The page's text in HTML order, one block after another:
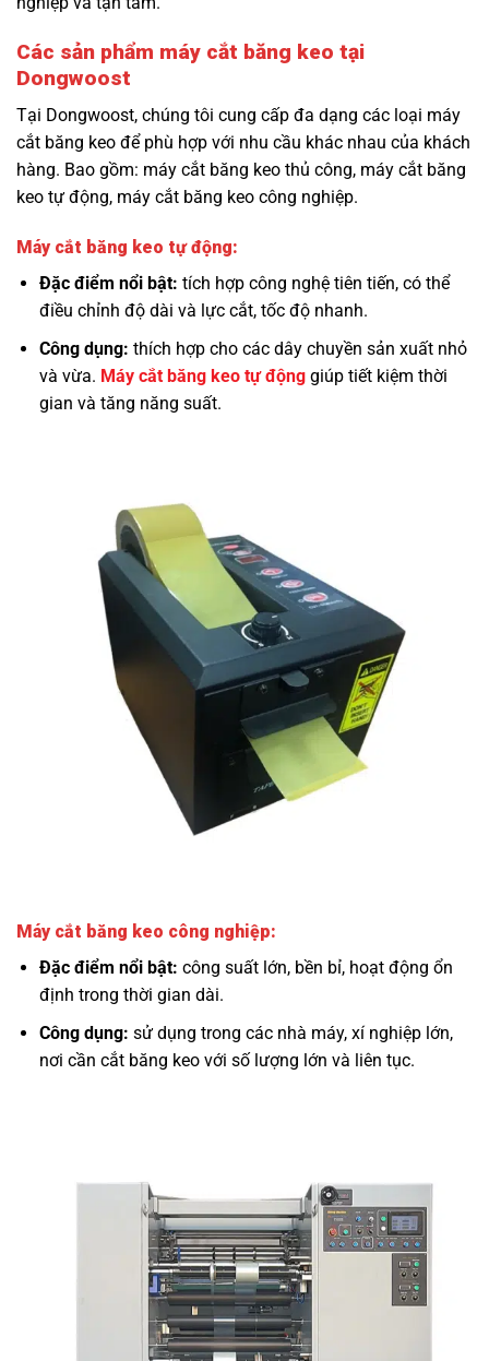
Các sản phẩm máy cắt băng keo tại
Dongwoost
Tại Dongwoost, chúng tôi cung cấp đa dạng các loại máy
cắt băng keo để phù hợp với nhu cầu khác nhau của khách
hàng. Bao gồm: máy cắt băng keo thủ công, máy cắt băng
keo tự động, máy cắt băng keo công nghiệp.
Máy cắt băng keo tự động:
Đặc điểm nổi bật: tích hợp công nghệ tiên tiến, có thể
điều chỉnh độ dài và lực cắt, tốc độ nhanh.
Công dụng: thích hợp cho các dây chuyền sản xuất nhỏ
và vừa. Máy cắt băng keo tự độnggiúp tiết kiệm thời
gian và tăng năng suất.
Máy cắt băng keo công nghiệp:
Đặc điểm nổi bật: công suất lớn, bền bỉ, hoạt động ổn
định trong thời gian dài.
Công dụng: sử dụng trong các nhà máy, xí nghiệp lớn,
nơi cần cắt băng keo với số lượng lớn và liên tục.